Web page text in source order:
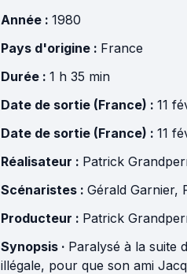
Année : 1980
Pays d'origine : France
Durée : 1 h 35 min
Date de sortie (France) : 11
Date de sortie (France) : 11
Réalisateur : Patrick
Scénaristes : Gérald Garnier,
Producteur : Patrick
Synopsis · Paralysé à la suite
illégale, pour que son ami